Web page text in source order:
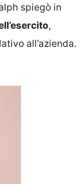
spiegò in
,
all’azienda.